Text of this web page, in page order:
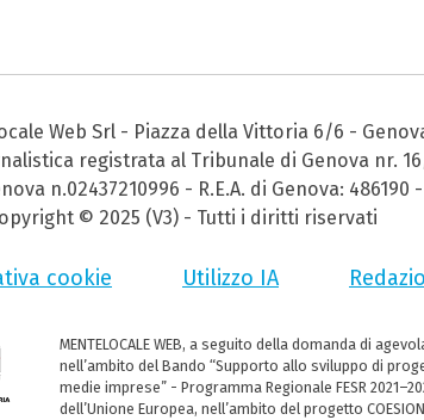
Web Srl - Piazza della Vittoria 6/6 -
registrata al Tribunale di Genova nr.
n.02437210996 - R.E.A. di Genova: 486190
© 2025 (V3) - Tutti i diritti riservati
cookie Utilizzo IA
MENTELOCALE WEB, a seguito della domanda di
nell’ambito del Bando “Supporto allo sviluppo di
medie imprese” - Programma Regionale FESR
dell’Unione Europea, nell’ambito del progetto